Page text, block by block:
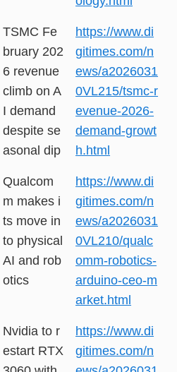
TSMC Fe
bruary 202
6 revenue
climb on A
I demand
despite se
asonal dip
https://www.di
gitimes.com/n
ews/a2026031
0VL215/tsmc-r
evenue-2026-
demand-growt
h.html
Qualcom
m makes i
ts move in
to physical
AI and rob
otics
https://www.di
gitimes.com/n
ews/a2026031
0VL210/qualc
omm-robotics-
arduino-ceo-m
arket.html
Nvidia to r
estart RTX
https://www.di
gitimes.com/n